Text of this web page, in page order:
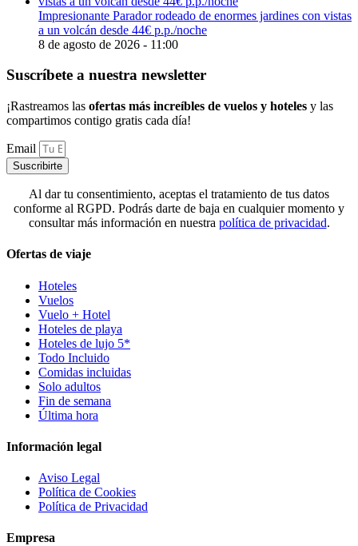
Impresionante Parador rodeado de enormes jardines con vistas
a un volcán desde 44€ p.p./noche
8 de agosto de 2026 - 11:00
Suscríbete a nuestra newsletter
¡Rastreamos las ofertas más increíbles de vuelos y hoteles y las
compartimos contigo gratis cada día!
Email
Suscribirte
Al dar tu consentimiento, aceptas el tratamiento de tus datos
conforme al RGPD. Podrás darte de baja en cualquier momento y
consultar más información en nuestra política de privacidad.
Ofertas de viaje
Hoteles
Vuelos
Vuelo + Hotel
Hoteles de playa
Hoteles de lujo 5*
Todo Incluido
Comidas incluidas
Solo adultos
Fin de semana
Última hora
Información legal
Aviso Legal
Política de Cookies
Política de Privacidad
Empresa